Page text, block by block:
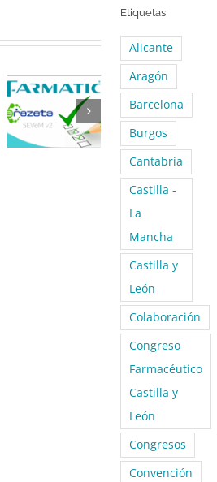
Etiquetas
Alicante
Aragón
Barcelona
Burgos
Cantabria
Castilla -
La
Mancha
Castilla y
León
Colaboración
Congreso
Farmacéutico
Castilla y
León
Congresos
Convención